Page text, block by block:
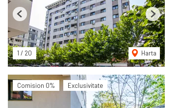
1 / 20 Harta
Previous Next
Comision 0% Exclusivitate